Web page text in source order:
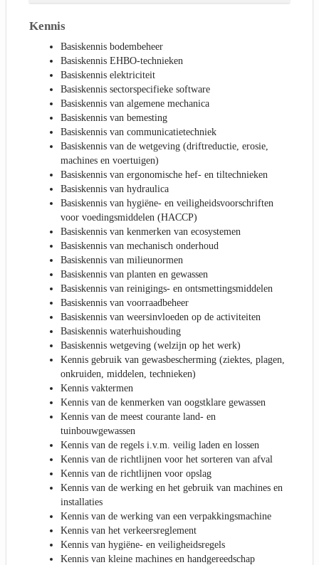
Kennis
Basiskennis bodembeheer
Basiskennis EHBO-technieken
Basiskennis elektriciteit
Basiskennis sectorspecifieke software
Basiskennis van algemene mechanica
Basiskennis van bemesting
Basiskennis van communicatietechniek
Basiskennis van de wetgeving (driftreductie, erosie,
machines en voertuigen)
Basiskennis van ergonomische hef- en tiltechnieken
Basiskennis van hydraulica
Basiskennis van hygiëne- en veiligheidsvoorschriften
voor voedingsmiddelen (HACCP)
Basiskennis van kenmerken van ecosystemen
Basiskennis van mechanisch onderhoud
Basiskennis van milieunormen
Basiskennis van planten en gewassen
Basiskennis van reinigings- en ontsmettingsmiddelen
Basiskennis van voorraadbeheer
Basiskennis van weersinvloeden op de activiteiten
Basiskennis waterhuishouding
Basiskennis wetgeving (welzijn op het werk)
Kennis gebruik van gewasbescherming (ziektes, plagen,
onkruiden, middelen, technieken)
Kennis vaktermen
Kennis van de kenmerken van oogstklare gewassen
Kennis van de meest courante land- en
tuinbouwgewassen
Kennis van de regels i.v.m. veilig laden en lossen
Kennis van de richtlijnen voor het sorteren van afval
Kennis van de richtlijnen voor opslag
Kennis van de werking en het gebruik van machines en
installaties
Kennis van de werking van een verpakkingsmachine
Kennis van het verkeersreglement
Kennis van hygiëne- en veiligheidsregels
Kennis van kleine machines en handgereedschap